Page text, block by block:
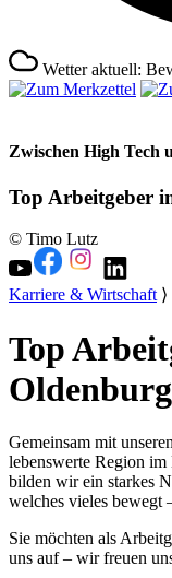
Wetter aktuell:
Zwischen High Tech
Top Arbeitgeber
© Timo Lutz
Karriere & Wirtschaft⟩
Top
Gemeinsam mit
lebenswerte Region im
bilden wir ein starkes
welches vieles bewegt
Sie möchten als
uns auf – wir freuen